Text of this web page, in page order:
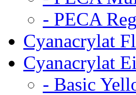
- PECA
Cyanacrylat
Cyanacrylat
- Basic